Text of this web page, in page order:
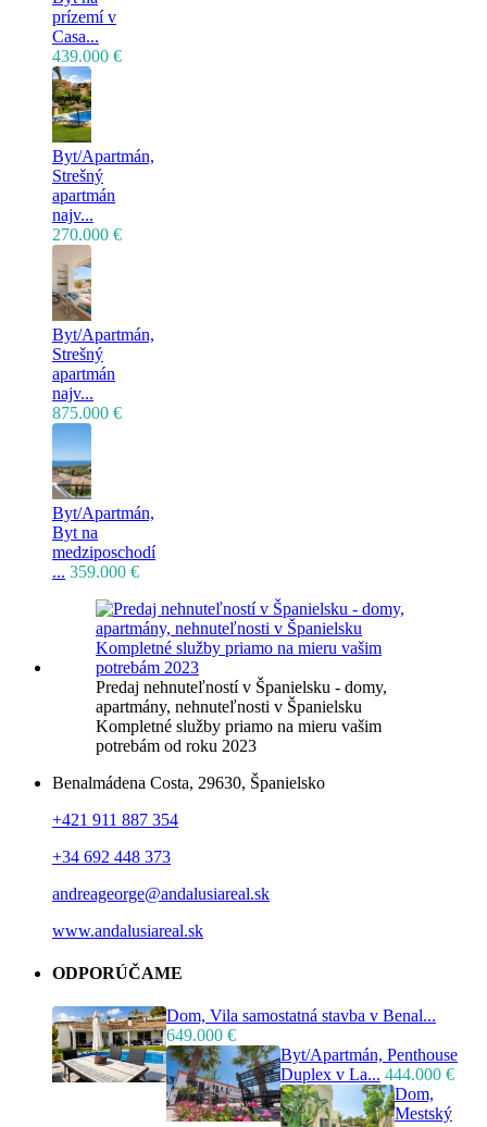
prízemí v
Casa...
439.000 €
Byt/Apartmán,
Strešný
apartmán
najv...
270.000 €
Byt/Apartmán,
Strešný
apartmán
najv...
875.000 €
Byt/Apartmán,
Byt na
medziposchodí
... 359.000 €
Predaj nehnuteľností v Španielsku - domy,
apartmány, nehnuteľnosti v Španielsku
Kompletné služby priamo na mieru vašim
potrebám od roku 2023
Benalmádena Costa, 29630, Španielsko
+421 911 887 354
+34 692 448 373
andreageorge@andalusiareal.sk
www.andalusiareal.sk
ODPORÚČAME
Dom, Vila samostatná stavba v Benal...
649.000 €
Byt/Apartmán, Penthouse
Duplex v La... 444.000 €
Dom,
Mestský